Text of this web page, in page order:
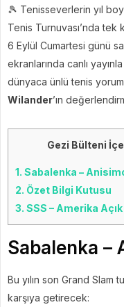
🎾 Tenisseverlerin yıl
Tenis Turnuvası’nda tek
6 Eylül Cumartesi günü
ekranlarında canlı
dünyaca ünlü tenis
Wilander’ın
Gezi Bülteni
1. Sabalenka –
2. Özet Bilgi Kutusu
3. SSS – Amerika
Sabalenka –
Bu yılın son Grand Slam
karşıya getirecek: